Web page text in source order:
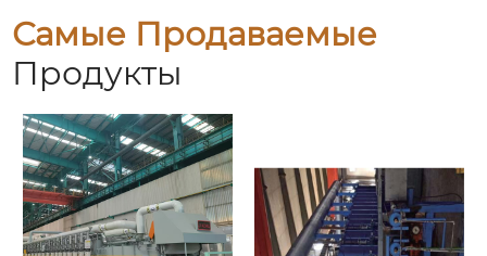
Самые Продаваемые
Продукты